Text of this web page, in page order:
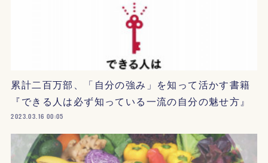
累計二百万部、「自分の強み」を知って活かす書籍
『できる人は必ず知っている一流の自分の魅せ方』
2023.03.16 00:05